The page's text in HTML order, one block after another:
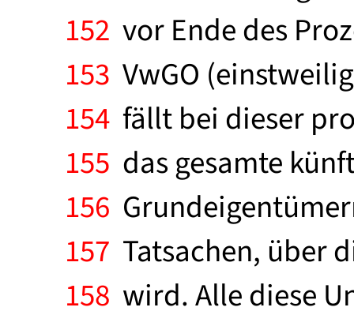
152 vor Ende des
153 VwGO
154 fällt bei dieser
155 das gesamte
156
157 Tatsachen, über
158 wird. Alle diese